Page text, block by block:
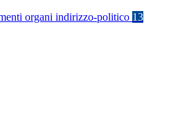
organi indirizzo-politico 13